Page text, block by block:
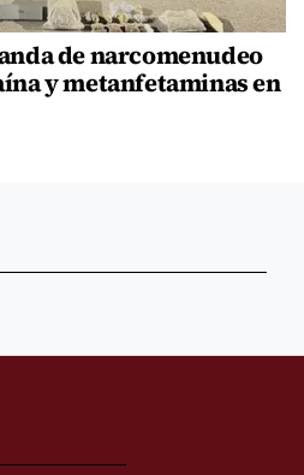
de narcomenudeo
y metanfetaminas en